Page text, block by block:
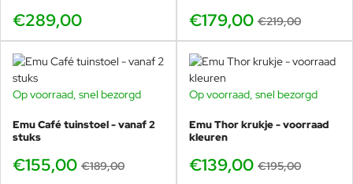
Nova maat kiezen: 70x70 vs 80x80
vs 90x90 vs 120x80
bekijk 70x70
– de allrounder voor 2–4 personen:
80x80
90x90
– extra ruim voor 4 personen (ook per stuk te
€289,00 €179,00 €219,00
-18%
Op voorraad, snel bezorgd
Emu Café tuinstoel - vanaf 2
stuks
€155,00 €189,00
-29%
Op voorraad, snel bezorgd
Emu Thor krukje - voorraad
kleuren
€139,00 €195,00